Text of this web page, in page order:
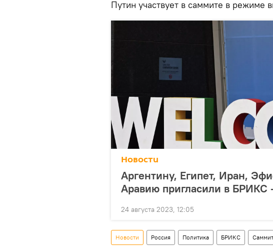
Путин участвует в саммите в режиме
Новости
Аргентину, Египет, Иран,
Аравию пригласили в
24 августа 2023, 12:05
Новости Россия Политика БРИКС Саммит